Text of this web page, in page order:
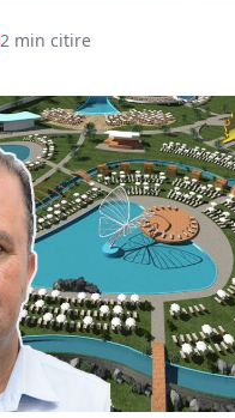
2 min citire